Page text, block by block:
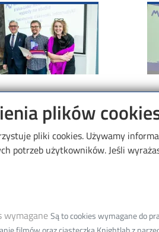
plików
pliki cookies. Używamy
potrzeb użytkowników. Jeśli
wymagane Są to cookies wymagane do